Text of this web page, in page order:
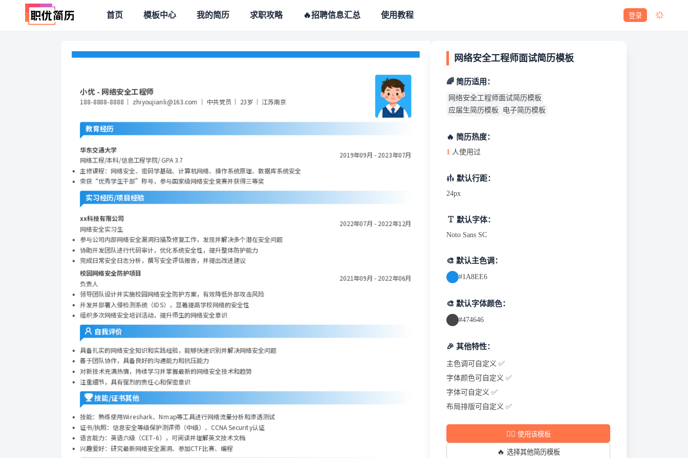
首页 模板中心 我的简历 求职攻略 🔥招聘信息汇总 使用教程 登录
小优 - 网络安全工程师
188-8888-8888 ｜ zhiyoujianli@163.com ｜ 中共党员 ｜ 23岁 ｜ 江苏南京
教育经历
华东交通大学
网络工程/本科/信息工程学院/ GPA 3.7
2019年09月 - 2023年07月
主修课程：网络安全、密码学基础、计算机网络、操作系统原理、数据库系统安全
荣获“优秀学生干部”称号，参与国家级网络安全竞赛并获得三等奖
实习经历/项目经验
xx科技有限公司
网络安全实习生
2022年07月 - 2022年12月
参与公司内部网络安全漏洞扫描及修复工作，发现并解决多个潜在安全问题
协助开发团队进行代码审计，优化系统安全性，提升整体防护能力
完成日常安全日志分析，撰写安全评估报告，并提出改进建议
校园网络安全防护项目
负责人
2021年09月 - 2022年06月
领导团队设计并实施校园网络安全防护方案，有效降低外部攻击风险
开发并部署入侵检测系统（IDS），显著提高学校网络的安全性
组织多次网络安全培训活动，提升师生的网络安全意识
自我评价
具备扎实的网络安全知识和实践经验，能够快速识别并解决网络安全问题
善于团队协作，具备良好的沟通能力和抗压能力
对新技术充满热情，持续学习并掌握最新的网络安全技术和趋势
注重细节，具有强烈的责任心和保密意识
技能/证书其他
技能：熟练使用Wireshark、Nmap等工具进行网络流量分析和渗透测试
证书/执照：信息安全等级保护测评师（中级）、CCNA Security认证
语言能力：英语六级（CET-6），可阅读并理解英文技术文档
兴趣爱好：研究最新网络安全漏洞、参加CTF比赛、编程
网络安全工程师面试简历模板
🌈 简历适用：
网络安全工程师面试简历模板
应届生简历模板
电子简历模板
🔥 简历热度：
1 人使用过
默认行距：
24px
默认字体：
Noto Sans SC
🎨 默认主色调：
#1A8EE6
🎨 默认字体颜色：
#474646
🎉 其他特性：
主色调可自定义 ✅
字体颜色可自定义 ✅
字体可自定义 ✅
布局排版可自定义 ✅
✍🏻 使用该模板
🔥 选择其他简历模板